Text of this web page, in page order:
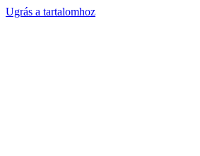
Ugrás a tartalomhoz